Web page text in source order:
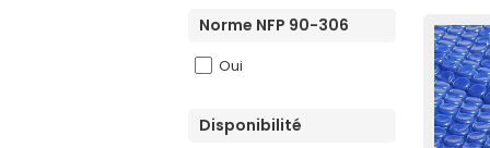
Norme NFP 90-306
Oui
Disponibilité